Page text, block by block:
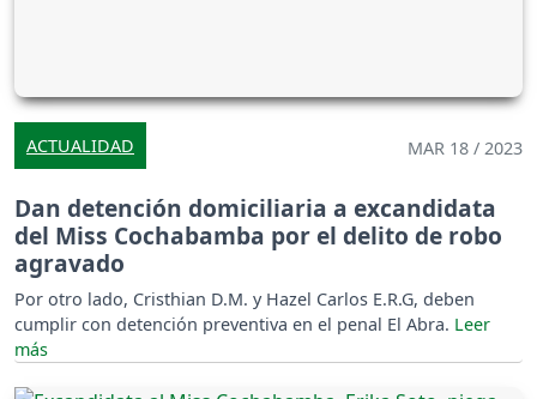
ACTUALIDAD MAR 18 / 2023
Dan detención domiciliaria a excandidata
del Miss Cochabamba por el delito de robo
agravado
Por otro lado, Cristhian D.M. y Hazel Carlos E.R.G, deben
cumplir con detención preventiva en el penal El Abra.